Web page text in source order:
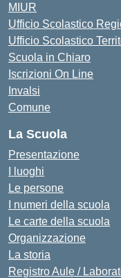
MIUR
Ufficio Scolastico
Ufficio Scolastico
Scuola in Chiaro
Iscrizioni On Line
Invalsi
Comune
La Scuola
Presentazione
I luoghi
Le persone
I numeri della scuola
Le carte della scuola
Organizzazione
La storia
Registro Aule /